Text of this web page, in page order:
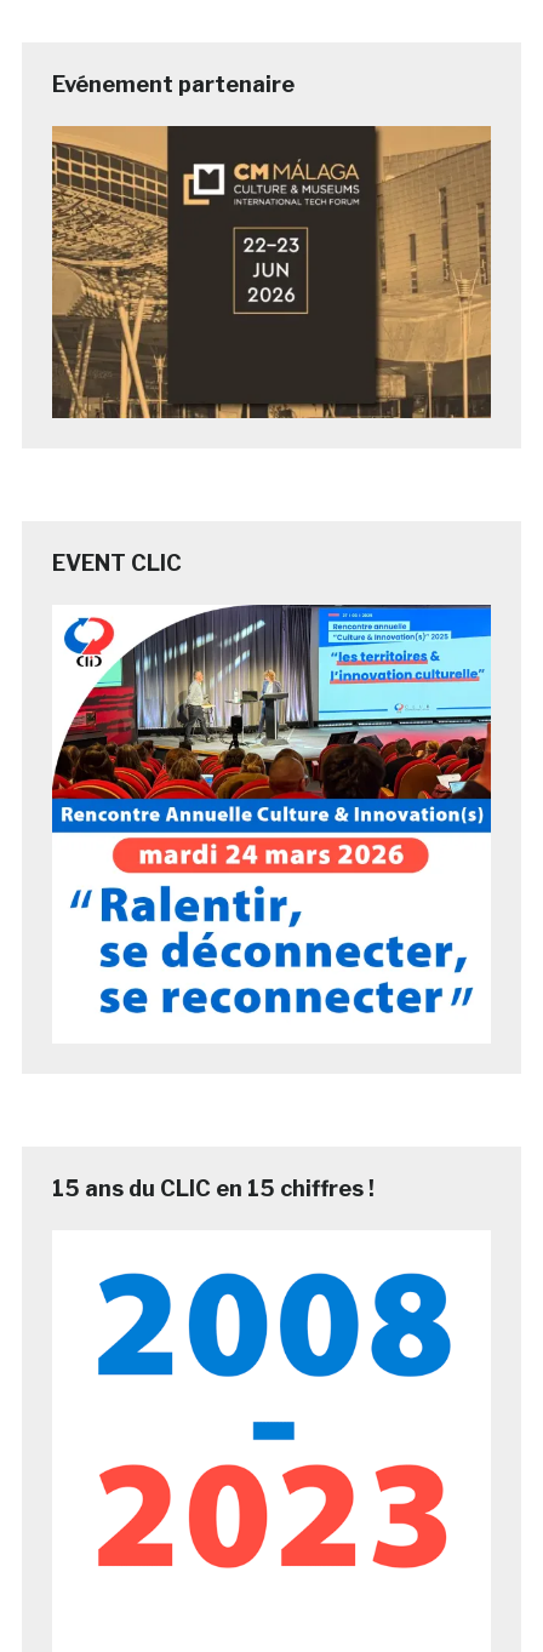
Evénement partenaire
EVENT CLIC
15 ans du CLIC en 15 chiffres !